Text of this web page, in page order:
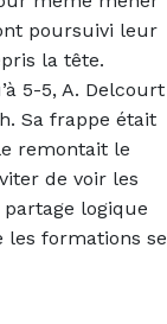
poursuivi leur
la tête.
5-5, A. Delcourt
Sa frappe était
remontait le
de voir les
logique
les formations se